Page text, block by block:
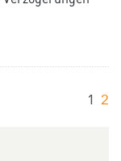
1 2